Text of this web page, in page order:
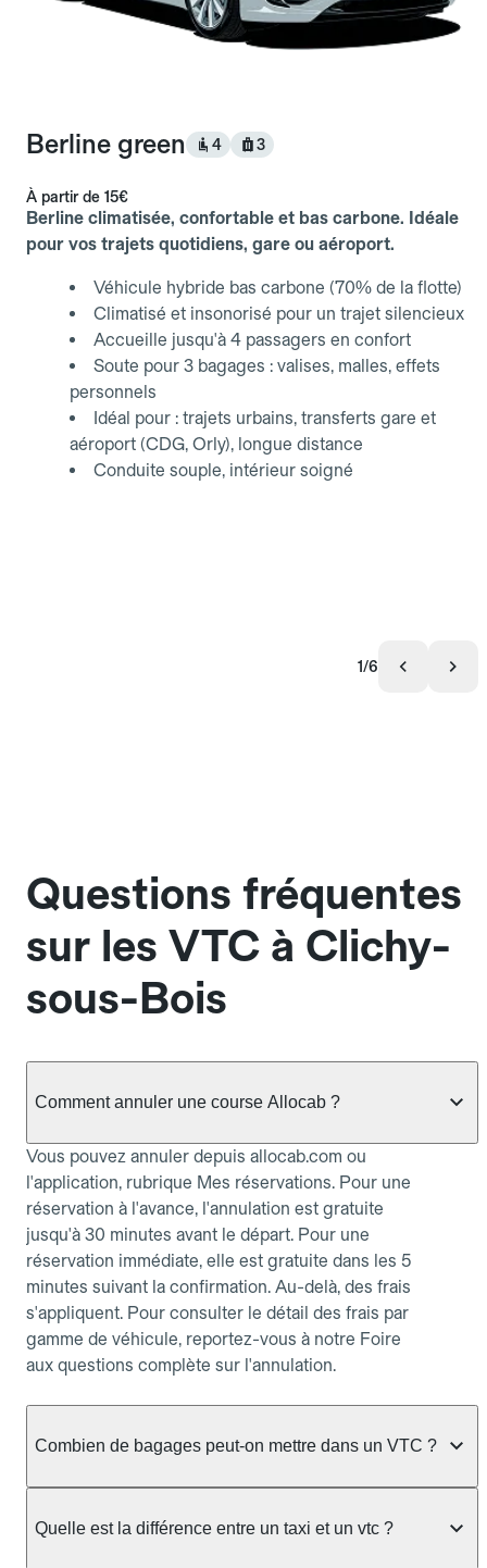
Berline green 4 3
À partir de 15€
Berline climatisée, confortable et bas carbone. Idéale
pour vos trajets quotidiens, gare ou aéroport.
Véhicule hybride bas carbone (70% de la flotte)
Climatisé et insonorisé pour un trajet silencieux
Accueille jusqu'à 4 passagers en confort
Soute pour 3 bagages : valises, malles, effets
personnels
Idéal pour : trajets urbains, transferts gare et
aéroport (CDG, Orly), longue distance
Conduite souple, intérieur soigné
1/6
Questions fréquentes
sur les VTC à Clichy-
sous-Bois
Comment annuler une course Allocab ?
Vous pouvez annuler depuis allocab.com ou
l'application, rubrique Mes réservations. Pour une
réservation à l'avance, l'annulation est gratuite
jusqu'à 30 minutes avant le départ. Pour une
réservation immédiate, elle est gratuite dans les 5
minutes suivant la confirmation. Au-delà, des frais
s'appliquent. Pour consulter le détail des frais par
gamme de véhicule, reportez-vous à notre Foire
aux questions complète sur l'annulation.
Combien de bagages peut-on mettre dans un VTC ?
réservée :
Quelle est la différence entre un taxi et un vtc ?